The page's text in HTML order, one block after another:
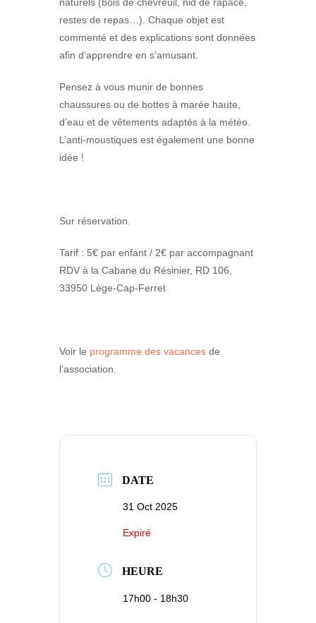
restes de repas…). Chaque objet est
commenté et des explications sont données
afin d’apprendre en s’amusant.
Pensez à vous munir de bonnes
chaussures ou de bottes à marée haute,
d’eau et de vêtements adaptés à la météo.
L’anti-moustiques est également une bonne
idée !
Sur réservation.
Tarif : 5€ par enfant / 2€ par accompagnant
RDV à la Cabane du Résinier, RD 106,
33950 Lège-Cap-Ferret
Voir le programme des vacances de
l’association.
DATE
31 Oct 2025
Expiré
HEURE
17h00 - 18h30